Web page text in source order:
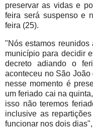
preservar as vidas e
feira será suspenso e
feira (25).
"Nós estamos
município para decidir
decreto adiando o
aconteceu no São
nesse momento é
um feriado cai na
isso não teremos
inclusive as
funcionar nos dois